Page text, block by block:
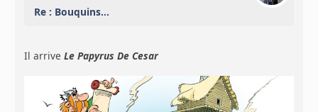
Re : Bouquins...
Il arriveLe Papyrus De Cesar